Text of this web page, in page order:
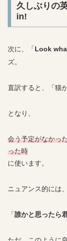
久しぶりの
in!
次に、「Look
ズ。
直訳すると、「猫
となり、
会う予定がなかっ
った時
に使います。
ニュアンス的には、
「誰かと思ったら